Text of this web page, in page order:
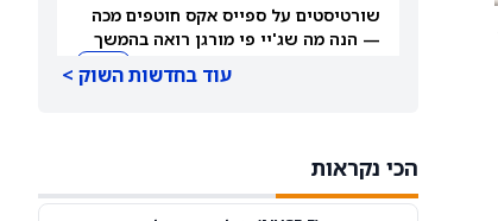
שורטיסטים על ספייס אקס חוטפים מכה
— הנה מה שג'יי פי מורגן רואה בהמשך
הבא… אבל המותג Cursor עלול להיעלם
עוד בחדשות השוק >
הכי נקראות